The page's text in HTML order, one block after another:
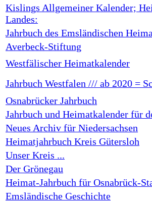
Kislings Allgemeiner Kalender;
Landes:
Jahrbuch des Emsländischen
Averbeck-Stiftung
Westfälischer Heimatkalender
Jahrbuch Westfalen /// ab 2020 =
Osnabrücker Jahrbuch
Jahrbuch und Heimatkalender für
Neues Archiv für Niedersachsen
Heimatjahrbuch Kreis Gütersloh
Unser Kreis ...
Der Grönegau
Heimat-Jahrbuch für Osnabrück-
Emsländische Geschichte